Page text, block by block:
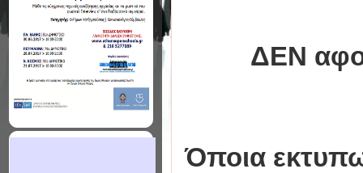
ΔΕΝ
Όποια